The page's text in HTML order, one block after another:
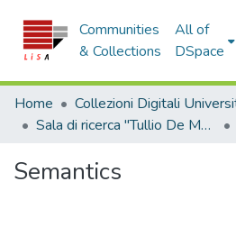
Communities
& Collections
All of
DSpace
Home
Sala di ricerca "Tullio De Mauro"
Semantics